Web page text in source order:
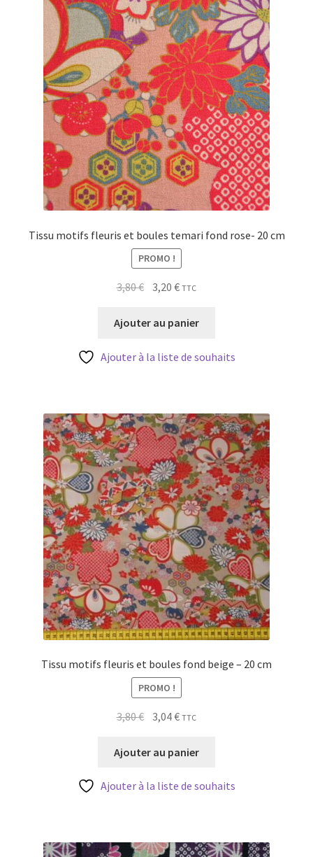
My Account
Wishlist
Paiement
Panier
Plan du site
Possibilité de retrait gratuit
Livraison
Mentions légales
Tissu motifs fleuris et boules temari fond rose- 20 cm
PROMO !
3,80€ Le
initial
3,80 €.
3,20€Le
actuel
3,20 €.
TTC
Ajouter au panier
Ajouter à la liste de souhaits
Tissu motifs fleuris et boules fond beige – 20 cm
PROMO !
3,80€ Le
initial
3,80 €.
3,04€Le
actuel
3,04 €.
TTC
Ajouter au panier
Ajouter à la liste de souhaits